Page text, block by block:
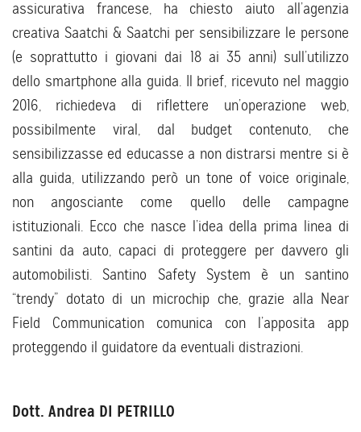
assicurativa francese, ha chiesto aiuto all’agenzia
creativa Saatchi & Saatchi per sensibilizzare le persone
(e soprattutto i giovani dai 18 ai 35 anni) sull’utilizzo
dello smartphone alla guida. Il brief, ricevuto nel maggio
2016, richiedeva di riflettere un’operazione web,
possibilmente viral, dal budget contenuto, che
sensibilizzasse ed educasse a non distrarsi mentre si è
alla guida, utilizzando però un tone of voice originale,
non angosciante come quello delle campagne
istituzionali. Ecco che nasce l’idea della prima linea di
santini da auto, capaci di proteggere per davvero gli
automobilisti. Santino Safety System è un santino
“trendy” dotato di un microchip che, grazie alla Near
Field Communication comunica con l’apposita app
proteggendo il guidatore da eventuali distrazioni.
Dott. Andrea DI PETRILLO